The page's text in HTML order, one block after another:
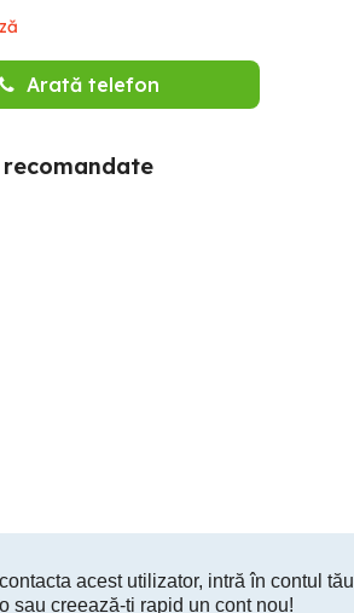
Arată telefon
acest utilizator, intră în contul tău
sau creează-ți rapid un cont nou!